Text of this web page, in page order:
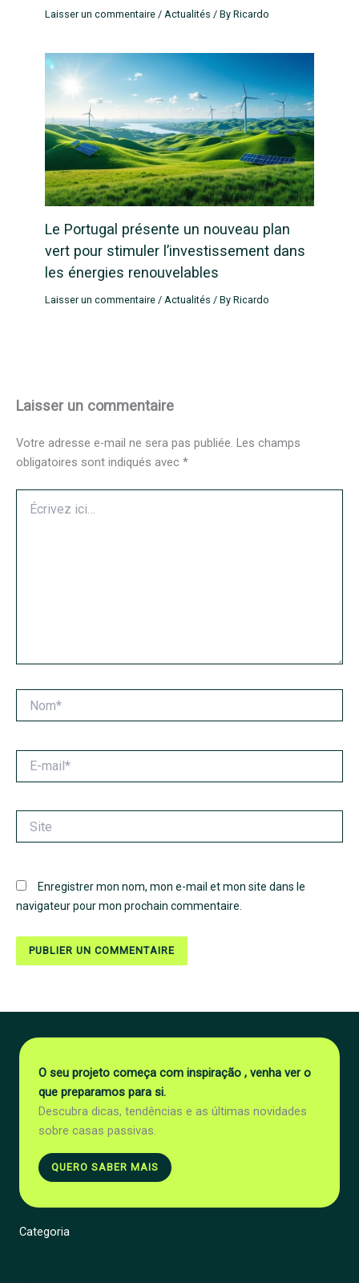
Laisser un commentaire /Actualités / ByRicardo
Le Portugal présente un nouveau plan
vert pour stimuler l’investissement dans
les énergies renouvelables
Laisser un commentaire / Actualités / ByRicardo
Laisser un commentaire
Votre adresse e-mail ne sera pas publiée. Les champs
obligatoires sont indiqués avec *
ici…
mail*
Enregistrer mon nom, mon e-mail et mon site dans le
navigateur pour mon prochain commentaire.
O seu projeto começa com inspiração , venha ver o
que preparamos para si.
Descubra dicas, tendências e as últimas novidades
sobre casas passivas.
QUERO SABER MAIS
Categoria